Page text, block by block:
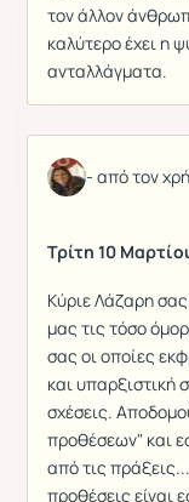
τον άλλον
καλύτερο έχει η
ανταλλάγματα.
- από τον
Τρίτη 10
Κύριε Λάζαρη
μας τις τόσο
σας οι οποίες
και υπαρξιστική
σχέσεις.
προθέσεων" και
από τις
προθέσεις είναι